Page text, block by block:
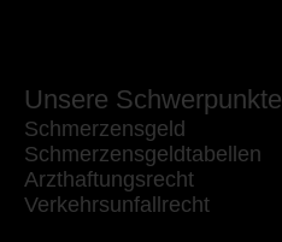
Unsere Schwerpunkte
Schmerzensgeld
Schmerzensgeldtabellen
Arzthaftungsrecht
Verkehrsunfallrecht